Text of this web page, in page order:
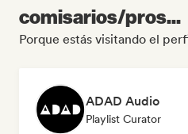
comisarios/pros...
Porque estás visitando el
ADAD Audio
Playlist Curator